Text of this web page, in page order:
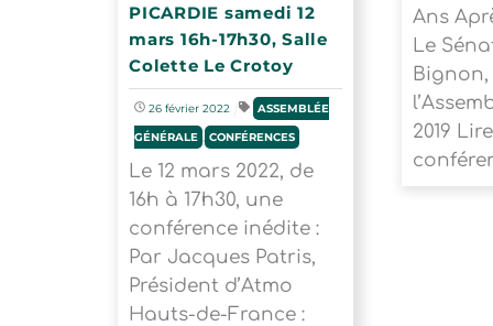
PICARDIE samedi 12
mars 16h-17h30, Salle
Colette Le Crotoy
26 février 2022
ASSEMBLÉE
GÉNÉRALE , CONFÉRENCES
Le 12 mars 2022, de
16h à 17h30, une
conférence inédite :
Par Jacques Patris,
Président d’Atmo
Hauts-de-France :
Ans
Le
2019